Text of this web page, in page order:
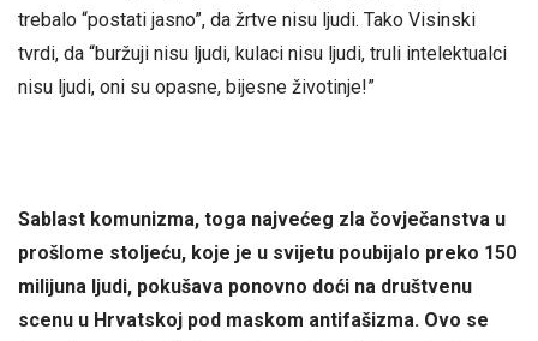
trebalo “postati jasno”, da žrtve nisu ljudi. Tako Visinski
tvrdi, da “buržuji nisu ljudi, kulaci nisu ljudi, truli intelektualci
nisu ljudi, oni su opasne, bijesne životinje!”
Sablast komunizma, toga najvećeg zla čovječanstva u
prošlome stoljeću, koje je u svijetu poubijalo preko 150
milijuna ljudi, pokušava ponovno doći na društvenu
scenu u Hrvatskoj pod maskom antifašizma. Ovo se